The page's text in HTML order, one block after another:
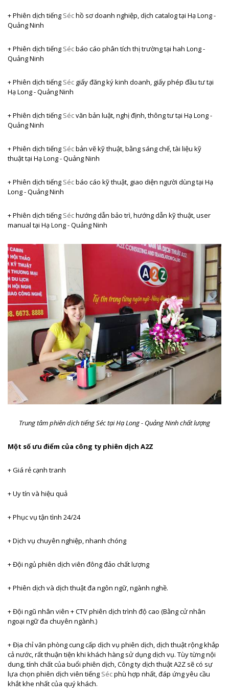
+ Phiên dịch tiếng Séchồ sơ doanh nghiệp, dịch catalogtại Hạ Long -
Quảng Ninh
+ Phiên dịch tiếng Sécbáo cáo phân tích thị trườngtại hah Long -
Quảng Ninh
+ Phiên dịch tiếng Séc giấy đăng ký kinh doanh, giấy phép đầu tưtại
Hạ Long - Quảng Ninh
+ Phiên dịch tiếng Sécvăn bản luật, nghị định, thông tư tại Hạ Long -
Quảng Ninh
+ Phiên dịch tiếng Sécbản vẽ kỹ thuật, bằng sáng chế, tài liệu kỹ
thuậttại Hạ Long - Quảng Ninh
+ Phiên dịch tiếng Sécbáo cáo kỹ thuật, giao diện người dùngtại Hạ
Long - Quảng Ninh
+ Phiên dịch tiếng Séchướng dẫn bảo trì, hướng dẫn kỹ thuật, user
manual tại Hạ Long - Quảng Ninh
Trung tâm phiên dịch tiếng Séc tại Hạ Long - Quảng Ninh chất lượng
Một số ưu điểm của công ty phiên dịch A2Z
+ Giá rẻ cạnh tranh
+ Uy tín và hiệu quả
+ Phục vụ tận tình 24/24
+ Dịch vụ chuyên nghiệp, nhanh chóng
+ Đội ngủ phiên dịch viên đông đảo chất lượng
+ Phiên dịch và dịch thuật đa ngôn ngữ, ngành nghề.
+ Đội ngũ nhân viên + CTV phiên dịch trình độ cao (Bằng cử nhân
ngoại ngữ đa chuyên ngành.)
+ Địa chỉ văn phòng cung cấp dịch vụ phiên dịch, dịch thuật rộng khắp
cả nước, rất thuận tiện khi khách hàng sử dụng dịch vụ. Tùy từng nội
dung, tính chất của buổi phiên dịch, Công ty dịch thuật A2Z sẽ có sự
lựa chọn phiên dịch viên tiếng Sécphù hợp nhất, đáp ứng yêu cầu
khắt khe nhất của quý khách.